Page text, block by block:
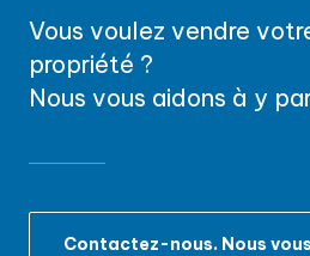
Vous voulez vendre
propriété ?
Nous vous aidons à y
Contactez-nous. Nous